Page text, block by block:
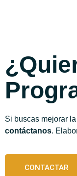
Si buscas mejorar
contáctanos.
CONTACTAR